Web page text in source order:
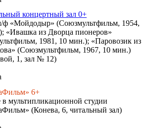
концертный зал 0+
ф «Мойдодыр» (Союзмультфильм, 1954,
«Ивашка из Дворца пионеров»
1981, 10 мин.); «Паровозик из
(Союзмультфильм, 1967, 10 мин.)
1, зал № 12)
6+
в мультипликационной студии
(Конева, 6, читальный зал)